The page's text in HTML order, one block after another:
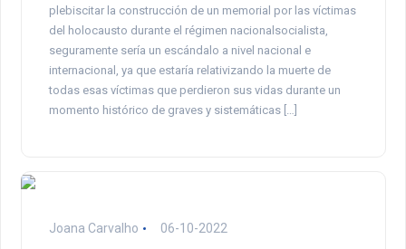
plebiscitar la construcción de un memorial por las víctimas
del holocausto durante el régimen nacionalsocialista,
seguramente sería un escándalo a nivel nacional e
internacional, ya que estaría relativizando la muerte de
todas esas víctimas que perdieron sus vidas durante un
momento histórico de graves y sistemáticas […]
Joana Carvalho 06-10-2022